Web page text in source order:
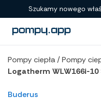
Porównanie
Szukamy nowego
Pompy ciepła /Pompy
Logatherm WLW166i-10
Buderus